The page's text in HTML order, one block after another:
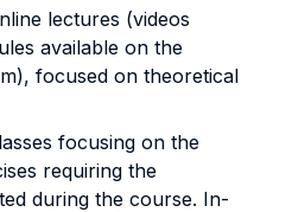
lectures (videos
available on the
focused on theoretical
focusing on the
requiring the
during the course. In-